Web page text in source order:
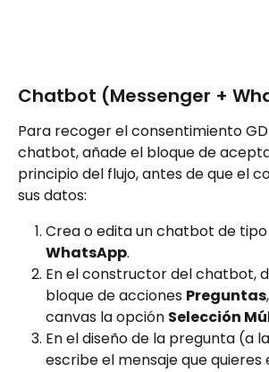
Chatbot (Messenger +
Para recoger el consentimiento
chatbot, añade el bloque de
principio del flujo, antes de que el
sus datos:
Crea o edita un chatbot de tipo
WhatsApp.
En el constructor del chatbot,
bloque de acciones Preguntas
canvas la opción Selección
En el diseño de la pregunta (a
escribe el mensaje que quieres